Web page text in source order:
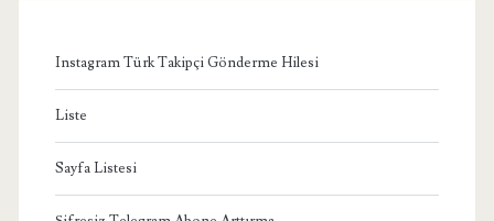
Instagram Türk Takipçi Gönderme Hilesi
Liste
Sayfa Listesi